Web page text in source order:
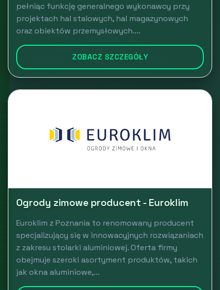
pełniąc funkcję generalnego wykonawcy przy
projektach hal stalowych, hal magazynowych
oraz obiektów przemysłowych....
ZOBACZ SZCZEGÓŁY
Ogrody zimowe producent - Euroklim
Euroklim z Poznania to renomowany producent
specjalizujący się w innowacyjnych rozwiązaniach
z zakresu stolarki aluminiowej. Oferta firmy
obejmuje szeroki asortyment produktów, takich
jak okna aluminiowe,...